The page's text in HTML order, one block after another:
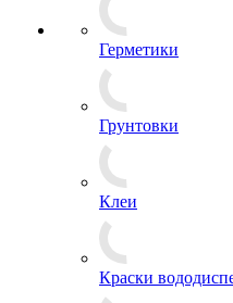
Герметики
Грунтовки
Клеи
Краски